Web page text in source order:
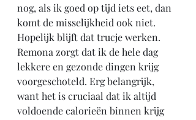
nog, als ik goed op tijd iets eet, dan
komt de misselijkheid ook niet.
Hopelijk blijft dat trucje werken.
Remona zorgt dat ik de hele dag
lekkere en gezonde dingen krijg
voorgeschoteld. Erg belangrijk,
want het is cruciaal dat ik altijd
voldoende calorieën binnen krijg